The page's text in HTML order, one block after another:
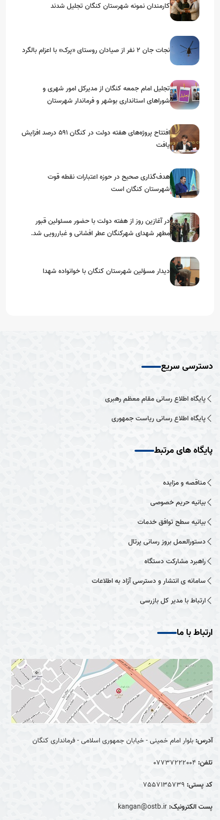
کارمندان نمونه شهرستان کنگان تجلیل شدند
نجات جان ۲ نفر از صیادان روستای «پرک» با اعزام بالگرد
تجلیل امام جمعه کنگان از مدیرکل امور شهری و
شوراهای استانداری بوشهر و فرماندار شهرستان
افتتاح پروژه‌های هفته دولت در کنگان ۵۹۱ درصد افزایش
یافت
هدف‌گذاری صحیح در حوزه اعتبارات نقطه قوت
شهرستان کنگان است
در آغازین روز از هفته دولت با حضور مسئولین قبور
مطهر شهدای شهرکنگان عطر افشانی و غباررویی شد.
دیدار مسؤلین شهرستان کنگان با خوانواده شهدا
دسترسی سریع
پایگاه اطلاع رسانی مقام معظم رهبری
پایگاه اطلاع رسانی ریاست جمهوری
پایگاه های مرتبط
مناقصه و مزایده
بیانیه حریم خصوصی
بیانیه سطح توافق خدمات
دستورالعمل بروز رسانی پرتال
راهبرد مشارکت دستگاه
سامانه ی انتشار و دسترسی آزاد به اطلاعات
ارتباط با مدیر کل بازرسی
ارتباط با ما
آدرس: بلوار امام خمینی - خیابان جمهوری اسلامی - فرمانداری کنگان
تلفن: 07737222004
کد پستی: 7557135739
پست الکترونیک: kangan@ostb.ir